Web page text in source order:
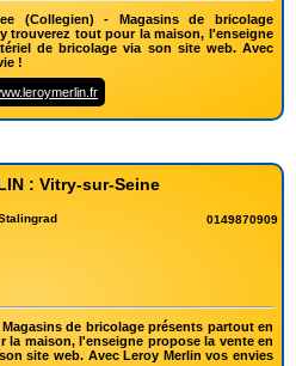
(Collegien) - Magasins de bricolage
trouverez tout pour la maison, l'enseigne
de bricolage via son site web. Avec
!
: Vitry-sur-Seine
0149870909
de bricolage présents partout en
la maison, l'enseigne propose la vente en
site web. Avec Leroy Merlin vos envies